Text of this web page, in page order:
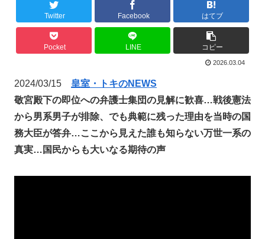
Twitter Facebook はてブ
Pocket LINE コピー
2026.03.04
2024/03/15 皇室・トキのNEWS
敬宮殿下の即位への弁護士集団の見解に歓喜…戦後憲法
から男系男子が排除、でも典範に残った理由を当時の国
務大臣が答弁…ここから見えた誰も知らない万世一系の
真実…国民からも大いなる期待の声